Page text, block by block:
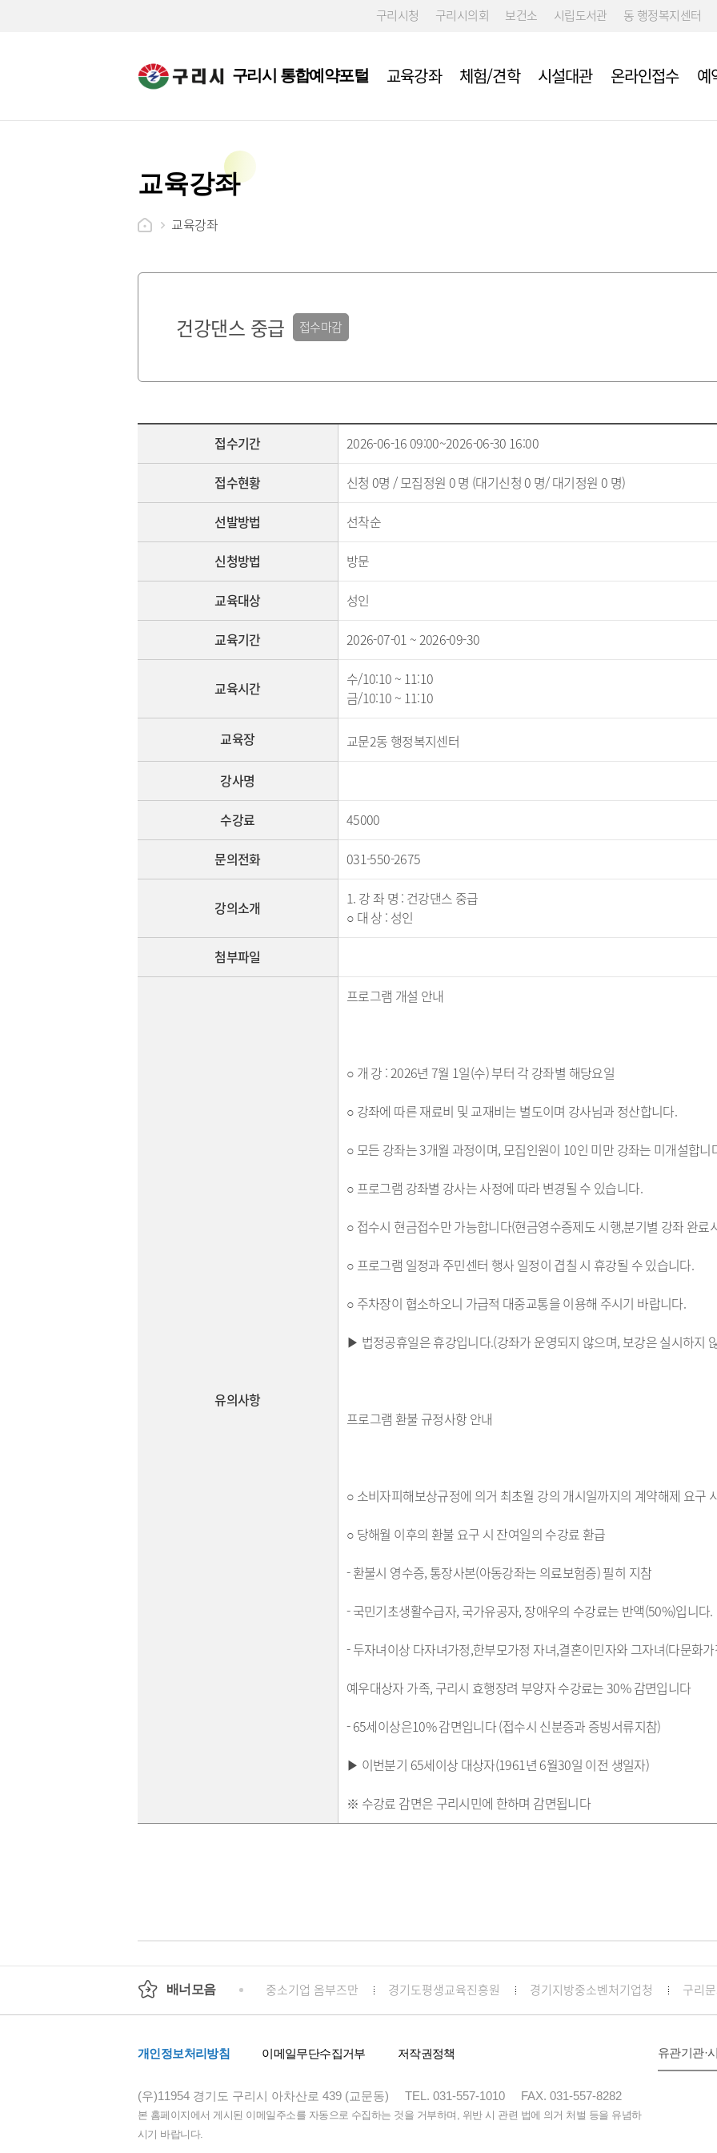
구리시청 구리시의회 보건소 시립도서관 동 행정복지센터
구리시 통합예약포털 교육강좌 체험/견학 시설대관 온라인접수 예
교육강좌
교육강좌
건강댄스 중급 접수마감
접수기간 2026-06-16 09:00~2026-06-30 16:00
접수현황 신청 0명 / 모집정원 0 명 (대기신청 0 명/ 대기정원 0 명)
선발방법 선착순
신청방법 방문
교육대상 성인
교육기간 2026-07-01 ~ 2026-09-30
교육시간
수/10:10 ~ 11:10
금/10:10 ~ 11:10
교육장 교문2동 행정복지센터
강사명
수강료 45000
문의전화 031-550-2675
강의소개
1. 강 좌 명 : 건강댄스 중급
○ 대 상 : 성인
첨부파일
유의사항
프로그램 개설 안내
○ 개 강 : 2026년 7월 1일(수) 부터 각 강좌별 해당요일
○ 강좌에 따른 재료비 및 교재비는 별도이며 강사님과 정산합니다.
○ 모든 강좌는 3개월 과정이며, 모집인원이 10인 미만 강좌는 미개설합니
○ 프로그램 강좌별 강사는 사정에 따라 변경될 수 있습니다.
○ 접수시 현금접수만 가능합니다(현금영수증제도 시행,분기별 강좌 완료
○ 프로그램 일정과 주민센터 행사 일정이 겹칠 시 휴강될 수 있습니다.
○ 주차장이 협소하오니 가급적 대중교통을 이용해 주시기 바랍니다.
▶ 법정공휴일은 휴강입니다.(강좌가 운영되지 않으며, 보강은 실시하지
프로그램 환불 규정사항 안내
○ 소비자피해보상규정에 의거 최초월 강의 개시일까지의 계약해제 요구
○ 당해월 이후의 환불 요구 시 잔여일의 수강료 환급
- 환불시 영수증, 통장사본(아동강좌는 의료보험증) 필히 지참
- 국민기초생활수급자, 국가유공자, 장애우의 수강료는 반액(50%)입니다.
- 두자녀이상 다자녀가정,한부모가정 자녀,결혼이민자와 그자녀(다문화
예우대상자 가족, 구리시 효행장려 부양자 수강료는 30% 감면입니다
- 65세이상은10% 감면입니다 (접수시 신분증과 증빙서류지참)
▶ 이번분기 65세이상 대상자(1961년 6월30일 이전 생일자)
※ 수강료 감면은 구리시민에 한하며 감면됩니다
배너모음
경기도청 행정안전부 중소기업 옴부즈만 경기도평생교육진흥원 경기지방중소벤처기업청 구리
개인정보처리방침 이메일무단수집거부 저작권정책
(우)11954 경기도 구리시 아차산로 439 (교문동) TEL. 031-557-1010 FAX. 031-557-8282
본 홈페이지에서 게시된 이메일주소를 자동으로 수집하는 것을 거부하며, 위반 시 관련 법에 의거 처벌 등을 유념하
시기 바랍니다.
유관기관·